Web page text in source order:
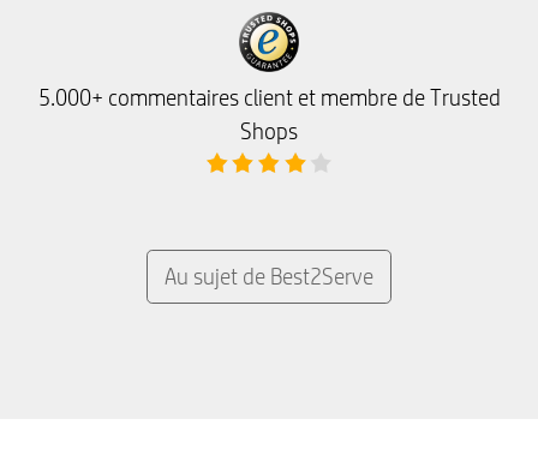
5.000+ commentaires client et membre de Trusted
Shops
Au sujet de Best2Serve